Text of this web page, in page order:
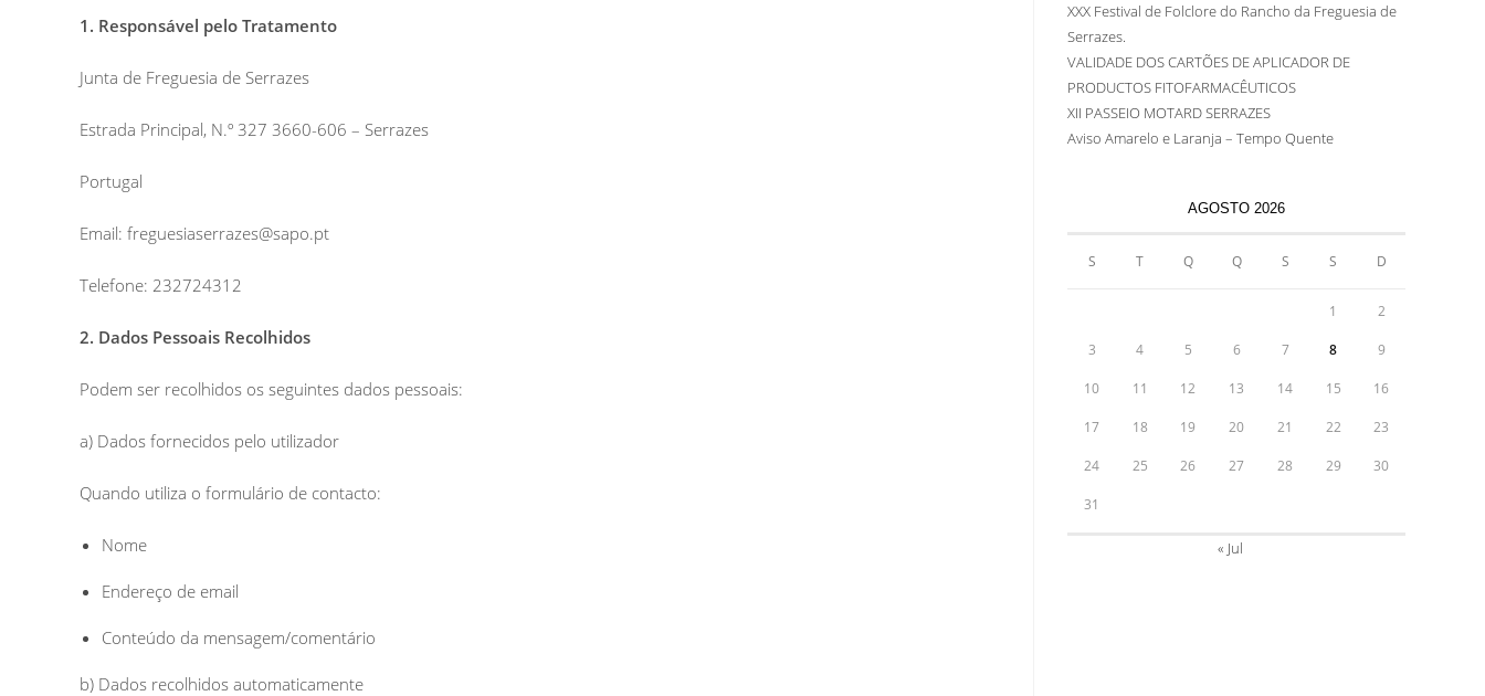
1. Responsável pelo Tratamento
Junta de Freguesia de Serrazes
Estrada Principal, N.º 327 3660-606 – Serrazes
Portugal
Email: freguesiaserrazes@sapo.pt
Telefone: 232724312
2. Dados Pessoais Recolhidos
Podem ser recolhidos os seguintes dados pessoais:
a) Dados fornecidos pelo utilizador
Quando utiliza o formulário de contacto:
Nome
Endereço de email
Conteúdo da mensagem/comentário
b) Dados recolhidos automaticamente
XXX Festival de Folclore do Rancho da Freguesia de
Serrazes.
VALIDADE DOS CARTÕES DE APLICADOR DE
PRODUCTOS FITOFARMACÊUTICOS
XII PASSEIO MOTARD SERRAZES
Aviso Amarelo e Laranja – Tempo Quente
AGOSTO 2026
S T Q Q S S D
1 2
3 4 5 6 7 8 9
10 11 12 13 14 15 16
17 18 19 20 21 22 23
24 25 26 27 28 29 30
31
« Jul